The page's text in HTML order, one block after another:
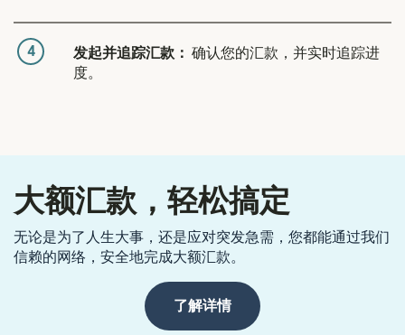
4 发起并追踪汇款： 确认您的汇款，并实时追踪进
度。
大额汇款，轻松搞定
无论是为了人生大事，还是应对突发急需，您都能通过我们
信赖的网络，安全地完成大额汇款。
了解详情